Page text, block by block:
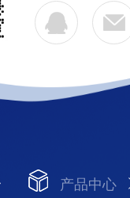
产品中心